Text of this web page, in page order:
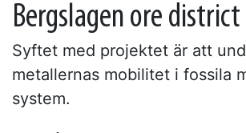
Bergslagen ore district
Syftet med projektet är att
metallernas mobilitet i fossila
system.